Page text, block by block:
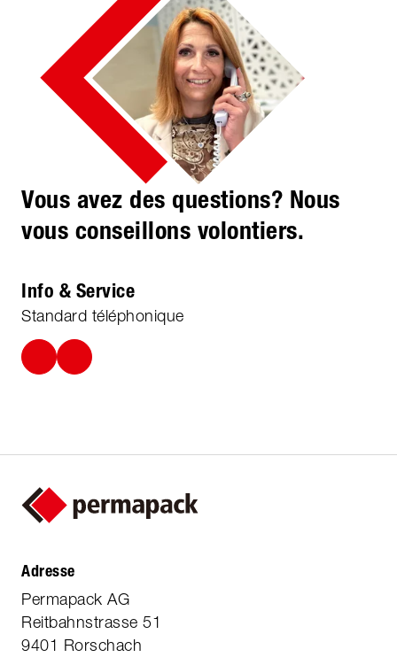
Vous avez des questions? Nous
vous conseillons volontiers.
Info & Service
Standard téléphonique
Adresse
Permapack AG
Reitbahnstrasse 51
9401 Rorschach